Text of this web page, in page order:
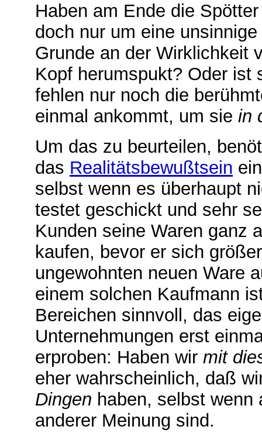
Haben am Ende die
doch nur um eine
Grunde an der Wirklichkeit
Kopf herumspukt? Oder ist
fehlen nur noch die
einmal ankommt, um sie in
Um das zu beurteilen,
das Realitätsbewußtsein
selbst wenn es überhaupt
testet geschickt und sehr
Kunden seine Waren ganz
kaufen, bevor er sich
ungewohnten neuen Ware
einem solchen Kaufmann
Bereichen sinnvoll, das
Unternehmungen erst
erproben: Haben wir mit
eher wahrscheinlich, daß
Dingen haben, selbst
anderer Meinung sind.